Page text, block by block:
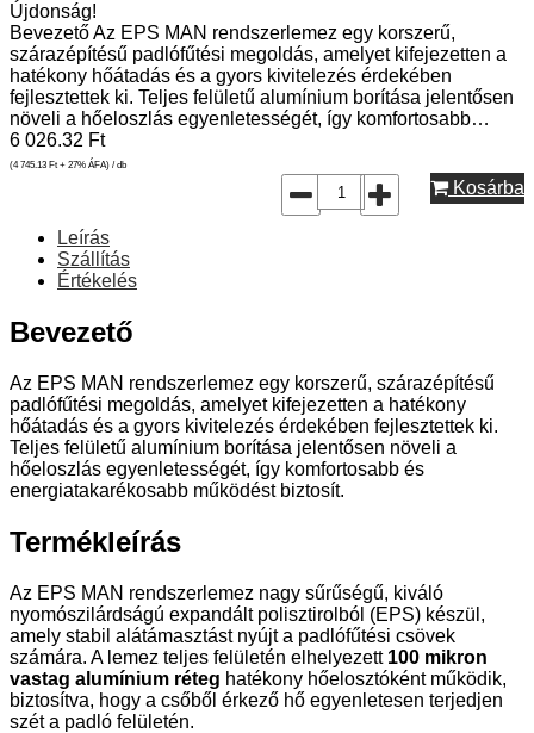
Újdonság!
Bevezető Az EPS MAN rendszerlemez egy korszerű,
szárazépítésű padlófűtési megoldás, amelyet kifejezetten a
hatékony hőátadás és a gyors kivitelezés érdekében
fejlesztettek ki. Teljes felületű alumínium borítása jelentősen
növeli a hőeloszlás egyenletességét, így komfortosabb…
6 026.32 Ft
(4 745.13 Ft + 27% ÁFA) / db
Kosárba
Leírás
Szállítás
Értékelés
Bevezető
Az EPS MAN rendszerlemez egy korszerű, szárazépítésű
padlófűtési megoldás, amelyet kifejezetten a hatékony
hőátadás és a gyors kivitelezés érdekében fejlesztettek ki.
Teljes felületű alumínium borítása jelentősen növeli a
hőeloszlás egyenletességét, így komfortosabb és
energiatakarékosabb működést biztosít.
Termékleírás
Az EPS MAN rendszerlemez nagy sűrűségű, kiváló
nyomószilárdságú expandált polisztirolból (EPS) készül,
amely stabil alátámasztást nyújt a padlófűtési csövek
számára. A lemez teljes felületén elhelyezett 100 mikron
vastag alumínium réteg hatékony hőelosztóként működik,
biztosítva, hogy a csőből érkező hő egyenletesen terjedjen
szét a padló felületén.